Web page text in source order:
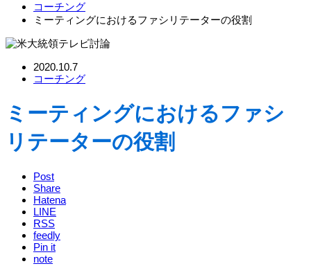
コーチング
ミーティングにおけるファシリテーターの役割
2020.10.7
コーチング
ミーティングにおけるファシ
リテーターの役割
Post
Share
Hatena
LINE
RSS
feedly
Pin it
note